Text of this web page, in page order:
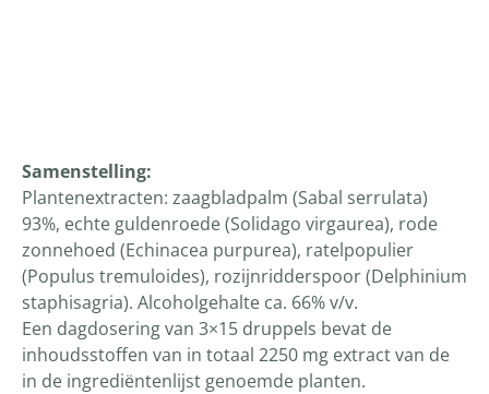
Samenstelling:
Plantenextracten: zaagbladpalm (Sabal serrulata)
93%, echte guldenroede (Solidago virgaurea), rode
zonnehoed (Echinacea purpurea), ratelpopulier
(Populus tremuloides), rozijnridderspoor (Delphinium
staphisagria). Alcoholgehalte ca. 66% v/v.
Een dagdosering van 3×15 druppels bevat de
inhoudsstoffen van in totaal 2250 mg extract van de
in de ingrediëntenlijst genoemde planten.